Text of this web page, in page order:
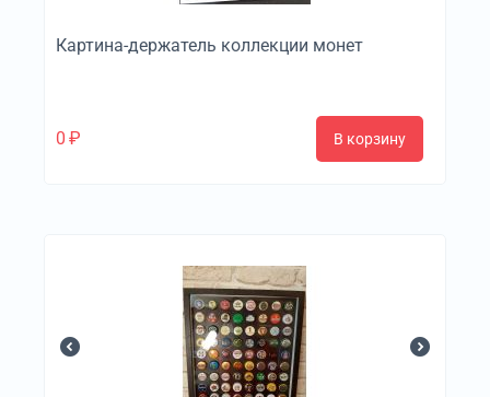
Картина-держатель коллекции монет
0 ₽ В корзину